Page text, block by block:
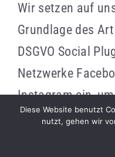
Wir setzen auf
Grundlage des
DSGVO Social
Netzwerke
Instagram ein,
bekannter zu
This website uses cookies and
Diese Website benutzt
nutzt, gehen wir